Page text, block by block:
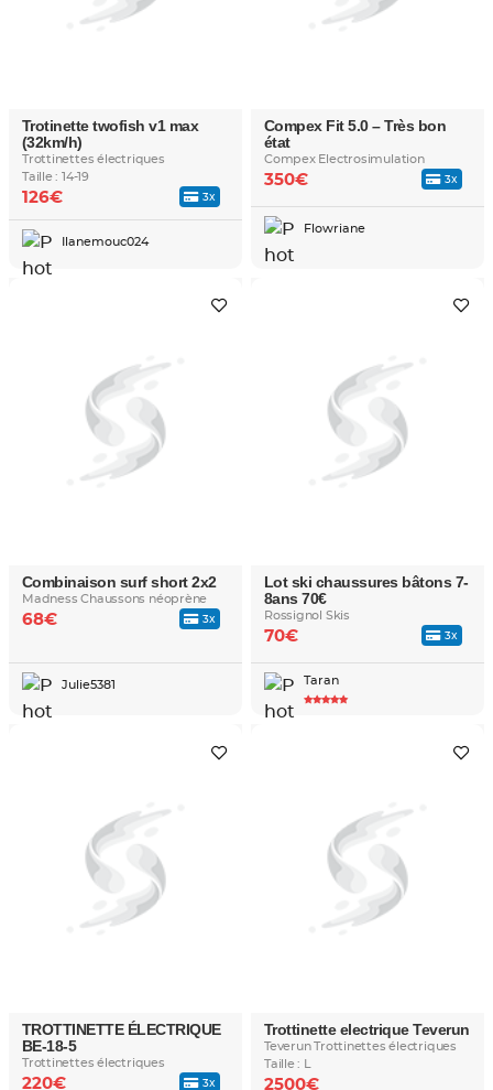
Trotinette twofish v1 max
(32km/h)
Trottinettes électriques
Taille : 14-19
3x
126€
Ilanemouc024
Compex Fit 5.0 – Très bon
état
Compex Electrosimulation
3x
350€
Flowriane
Combinaison surf short 2x2
Madness Chaussons néoprène
3x
68€
Julie5381
Lot ski chaussures bâtons 7-
8ans 70€
Rossignol Skis
3x
70€
Taran
TROTTINETTE ÉLECTRIQUE
BE-18-5
Trottinettes électriques
3x
220€
Trottinette electrique Teverun
Teverun Trottinettes électriques
Taille : L
2500€